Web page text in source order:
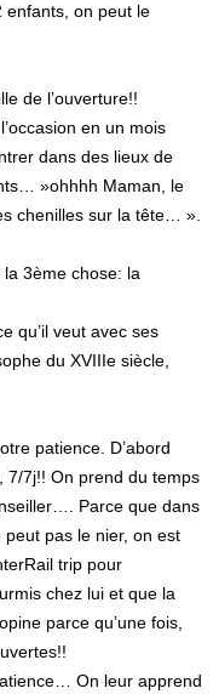
enfants, on peut le
de l’ouverture!!
en un mois
dans des lieux de
»ohhhh Maman, le
chenilles sur la tête… ».
3ème chose: la
qu’il veut avec ses
du XVIIIe siècle,
patience. D’abord
7/7j!! On prend du temps
Parce que dans
peut pas le nier, on est
trip pour
chez lui et que la
parce qu’une fois,
On leur apprend